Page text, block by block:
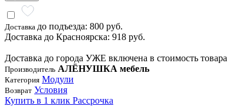
Доставка до подъезда: 800 руб.
Доставка до Красноярска: 918 руб.
Доставка до города УЖЕ включена в стоимость товара
Производитель АЛЁНУШКА мебель
Категория Модули
Возврат Условия
Купить в 1 клик Рассрочка